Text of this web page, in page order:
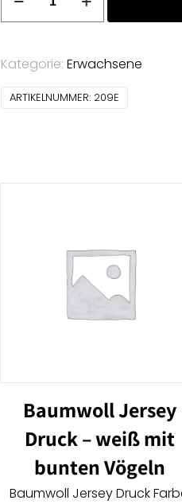
rot
mit
weißen
Kategorie: Erwachsene
ARTIKELNUMMER: 209E
Baumwoll Jersey
Druck – weiß mit
bunten Vögeln
Baumwoll Jersey Druck